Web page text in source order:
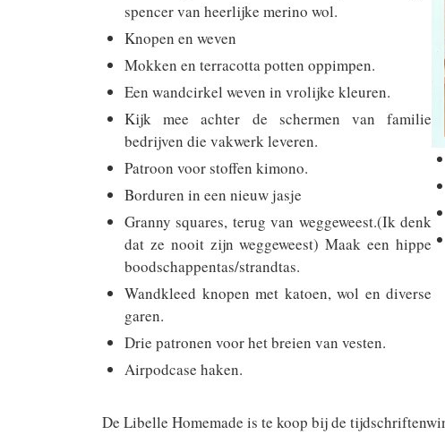
spencer van heerlijke merino wol.
Knopen en weven
Mokken en terracotta potten oppimpen.
Een wandcirkel weven in vrolijke kleuren.
Kijk mee achter de schermen van familie
bedrijven die vakwerk leveren.
Patroon voor stoffen kimono.
Borduren in een nieuw jasje
Granny squares, terug van weggeweest.(Ik denk
dat ze nooit zijn weggeweest) Maak een hippe
boodschappentas/strandtas.
Wandkleed knopen met katoen, wol en diverse
garen.
Drie patronen voor het breien van vesten.
Airpodcase haken.
De Libelle Homemade is te koop bij de